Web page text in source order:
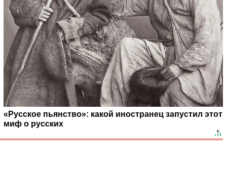
«Русское пьянство»: какой иностранец запустил этот
миф о русских